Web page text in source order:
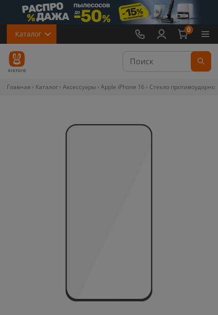
Каталог 0
Главная Каталог Аксессуары Apple iPhone 16 Стекло